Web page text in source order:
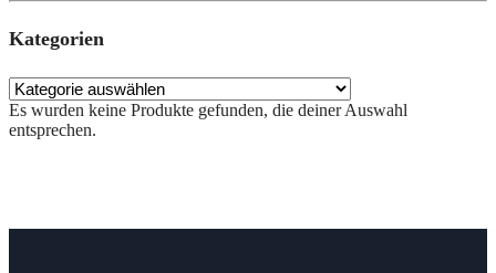
Kate­go­rien
Es wur­den kei­ne Pro­duk­te gefun­den, die dei­ner Aus­wahl
entsprechen.